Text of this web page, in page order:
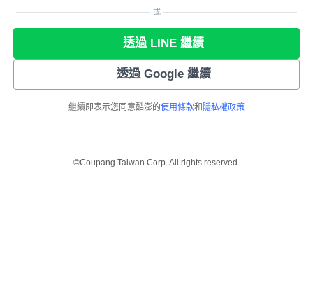
或
透過 LINE 繼續
透過 Google 繼續
繼續即表示您同意酷澎的使用條款和 隱私權政策
©Coupang Taiwan Corp. All rights reserved.